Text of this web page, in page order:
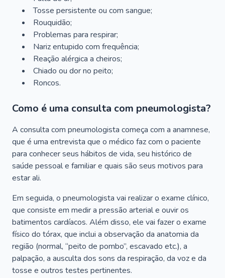
Tosse persistente ou com sangue;
Rouquidão;
Problemas para respirar;
Nariz entupido com frequência;
Reação alérgica a cheiros;
Chiado ou dor no peito;
Roncos.
Como é uma consulta com pneumologista?
A consulta com pneumologista começa com a anamnese,
que é uma entrevista que o médico faz com o paciente
para conhecer seus hábitos de vida, seu histórico de
saúde pessoal e familiar e quais são seus motivos para
estar ali.
Em seguida, o pneumologista vai realizar o exame clínico,
que consiste em medir a pressão arterial e ouvir os
batimentos cardíacos. Além disso, ele vai fazer o exame
físico do tórax, que inclui a observação da anatomia da
região (normal, “peito de pombo”, escavado etc.), a
palpação, a ausculta dos sons da respiração, da voz e da
tosse e outros testes pertinentes.